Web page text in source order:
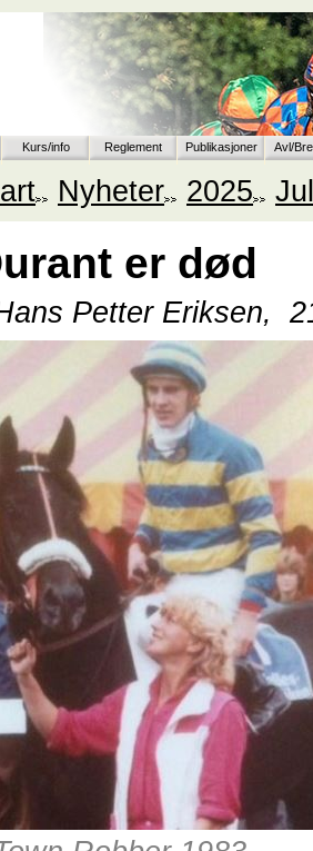
Kurs/info Reglement Publikasjoner Avl/
Nyheter 2025
er død
Petter Eriksen,